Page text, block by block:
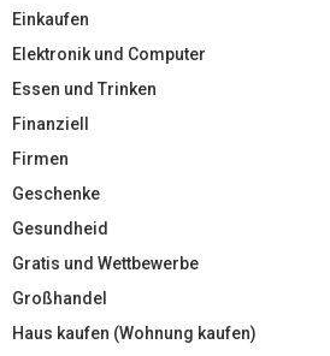
Einkaufen
Elektronik und Computer
Essen und Trinken
Finanziell
Firmen
Geschenke
Gesundheid
Gratis und Wettbewerbe
Großhandel
Haus kaufen (Wohnung kaufen)